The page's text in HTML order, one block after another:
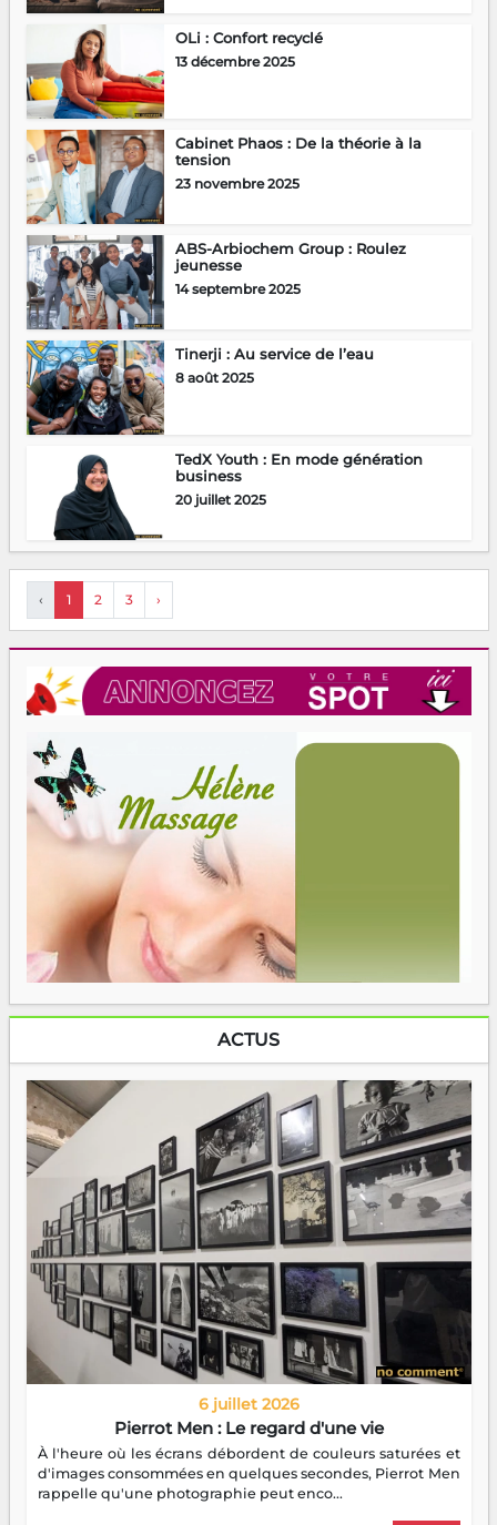
OLi : Confort recyclé
13 décembre 2025
Cabinet Phaos : De la théorie à la
tension
23 novembre 2025
ABS-Arbiochem Group : Roulez
jeunesse
14 septembre 2025
Tinerji : Au service de l’eau
8 août 2025
TedX Youth : En mode génération
business
20 juillet 2025
‹ 1 2 3 ›
ACTUS
6 juillet 2026
Pierrot Men : Le regard d'une vie
À l'heure où les écrans débordent de couleurs saturées et
d'images consommées en quelques secondes, Pierrot Men
rappelle qu'une photographie peut enco...